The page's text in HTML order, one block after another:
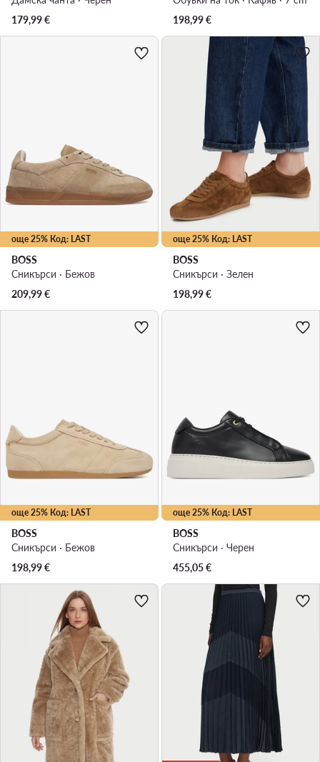
179,99€
198,99€
още 25% Код: LAST
BOSS
Сникърси · Бежов
209,99€
още 25% Код: LAST
BOSS
Сникърси · Зелен
198,99€
още 25% Код: LAST
BOSS
Сникърси · Бежов
198,99€
още 25% Код: LAST
BOSS
Сникърси · Черен
455,05€